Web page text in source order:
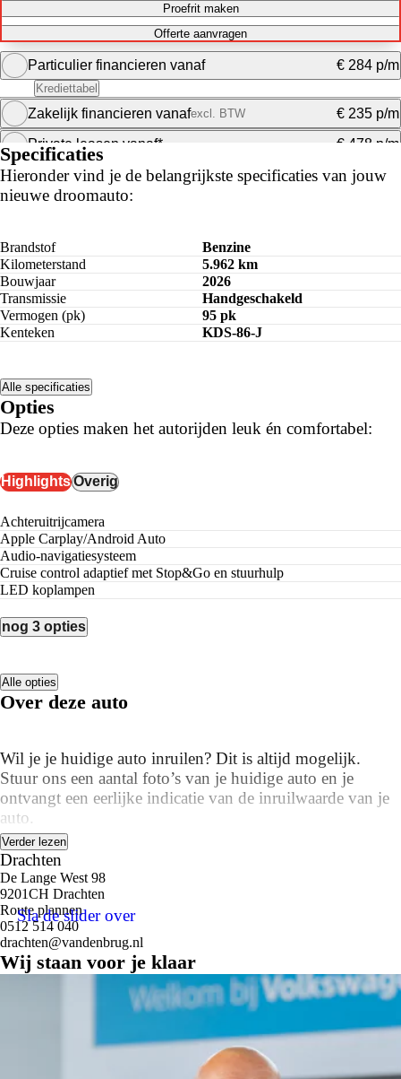
Proefrit maken
Offerte aanvragen
Particulier financieren vanaf € 284 p/m
Krediettabel
Maandbedrag berekenen
Zakelijk financieren vanafexcl. BTW € 235 p/m
Private leasen vanaf* € 478 p/m
Specificaties
Hieronder vind je de belangrijkste specificaties van jouw
nieuwe droomauto:
Brandstof
Benzine
Kilometerstand
5.962 km
Bouwjaar
2026
Transmissie
Handgeschakeld
Vermogen (pk)
95 pk
Kenteken
KDS-86-J
Alle specificaties
Opties
Deze opties maken het autorijden leuk én comfortabel:
HighlightsOverig
achteruitrijcamera
Apple Carplay/Android Auto
audio-navigatiesysteem
cruise control adaptief met Stop&Go en stuurhulp
LED koplampen
nog 3 opties
Alle opties
Over deze auto
Wil je je huidige auto inruilen? Dit is altijd mogelijk.
Stuur ons een aantal foto’s van je huidige auto en je
ontvangt een eerlijke indicatie van de inruilwaarde van je
auto.
Het zijn de unieke kwaliteiten van een Volkswagen die
zorgen dat hun berijders zo trouw zijn aan het merk. Dat
blijkt ook weer bij deze Polo, met zijn doordachte
ontwerp en zijn hoogwaardige bouwkwaliteit. Niet voor
niets is de vraag naar gebruikte Volkswagens zo groot,
want de kwaliteit staat ook na een aantal jaren nog buiten
kijf, zoals aan deze Polo duidelijk te zien is. De
aandrijving van deze auto komt voor rekening van een
pittige benzinemotor, in combinatie met een
handgeschakelde vijfversnellingsbak. Ook is de auto
voorzien van: 15 inch lichtmetalen velgen, LED
koplampen, in hoogte verstelbare passagiersstoel, extra
Verder lezen
Drachten
De Lange West 98
9201CH Drachten
Route plannen
0512 514 040
drachten@vandenbrug.nl
Wij staan voor je klaar
Sla de slider over